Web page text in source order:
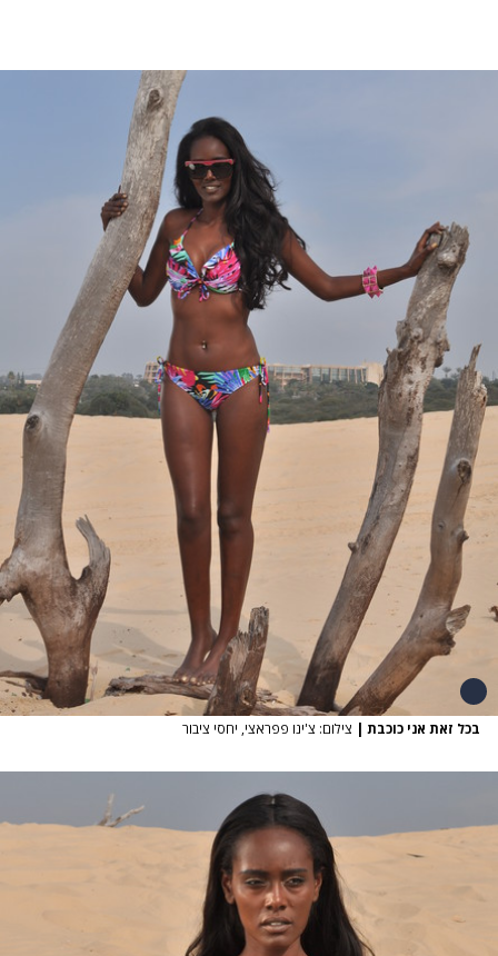
בכל זאת אני כוכבת | צילום: צ'ינו פפראצי, יחסי ציבור